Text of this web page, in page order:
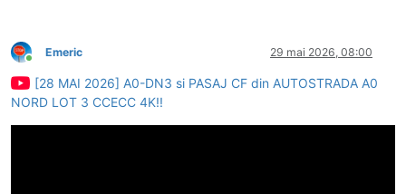
Conectat
Emeric 29 mai 2026, 08:00
[28 MAI 2026] A0-DN3 si PASAJ CF din AUTOSTRADA A0
NORD LOT 3 CCECC 4K!!